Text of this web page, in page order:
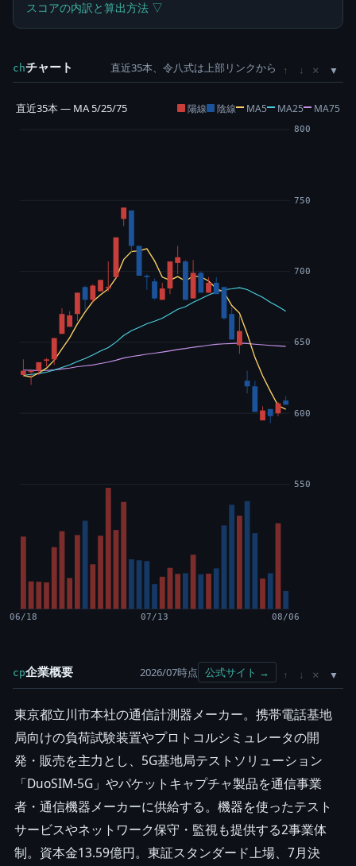
スコアの内訳と算出方法 ▽
chチャート 直近35本、令八式は上部リンクから ↑ ↓ ×
直近35本 — MA 5/25/75 陽線 陰線 MA5 MA25 MA75
550
600
650
700
750
800
06/18 07/13 08/06
cp企業概要 2026/07時点 公式サイト → ↑ ↓ ×
東京都立川市本社の通信計測器メーカー。携帯電話基地
局向けの負荷試験装置やプロトコルシミュレータの開
発・販売を主力とし、5G基地局テストソリューション
「DuoSIM-5G」やパケットキャプチャ製品を通信事業
者・通信機器メーカーに供給する。機器を使ったテスト
サービスやネットワーク保守・監視も提供する2事業体
制。資本金13.59億円。東証スタンダード上場、7月決